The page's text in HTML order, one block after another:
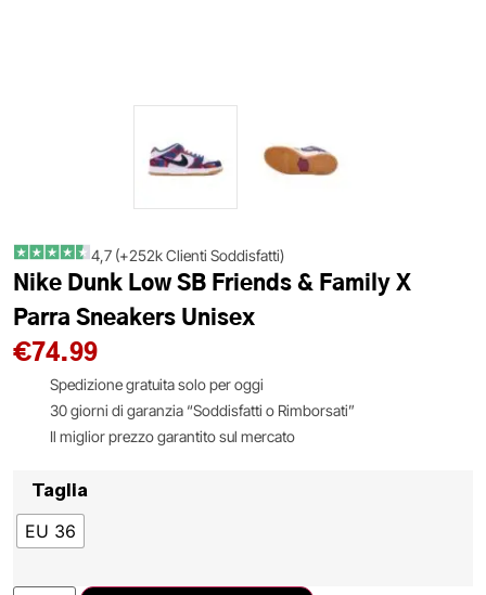
4,7 (+252k Clienti Soddisfatti)
Nike Dunk Low SB Friends & Family X
Parra Sneakers Unisex
€74.99
Spedizione gratuita solo per oggi
30 giorni di garanzia “Soddisfatti o Rimborsati”
Il miglior prezzo garantito sul mercato
Taglia
EU 36